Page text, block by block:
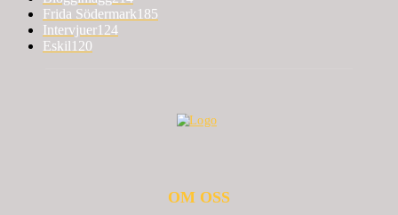
Frida Södermark185
Intervjuer124
Eskil120
OM OSS